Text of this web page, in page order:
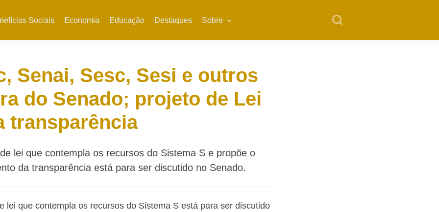
Sociais Economia Educação Destaques Sobre
Senai, Sesc, Sesi e outros
do Senado; projeto de Lei
transparência
lei que contempla os recursos do Sistema S e propõe o
da transparência está para ser discutido no Senado.
lei que contempla os recursos do Sistema S está para ser discutido